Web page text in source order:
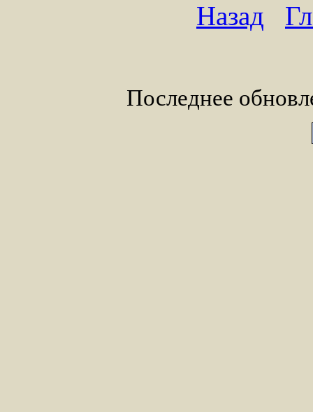
Назад
Последнее